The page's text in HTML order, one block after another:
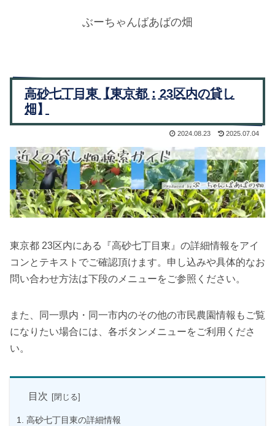
ぶーちゃんばあばの畑
高砂七丁目東【東京都：23区内の貸し
畑】
2024.08.23 2025.07.04
東京都 23区内にある『高砂七丁目東』の詳細情報をアイ
コンとテキストでご確認頂けます。申し込みや具体的なお
問い合わせ方法は下段のメニューをご参照ください。
また、同一県内・同一市内のその他の市民農園情報もご覧
になりたい場合には、各ボタンメニューをご利用くださ
い。
目次
高砂七丁目東の詳細情報